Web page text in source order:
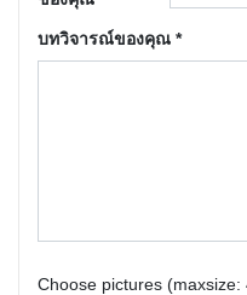
บทวิจารณ์ของคุณ *
Choose pictures